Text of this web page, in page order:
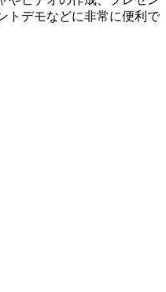
トデモなどに非常に便利で